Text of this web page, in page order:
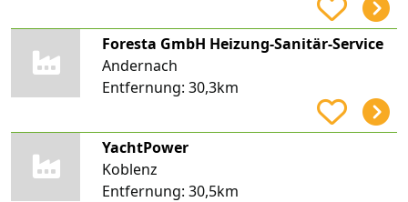
Foresta GmbH Heizung-Sanitär-Service
Andernach
Entfernung: 30,3km
YachtPower
Koblenz
Entfernung: 30,5km